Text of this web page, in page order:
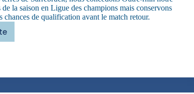
de la saison en Ligue des champions mais conservons
chances de qualification avant le match retour.